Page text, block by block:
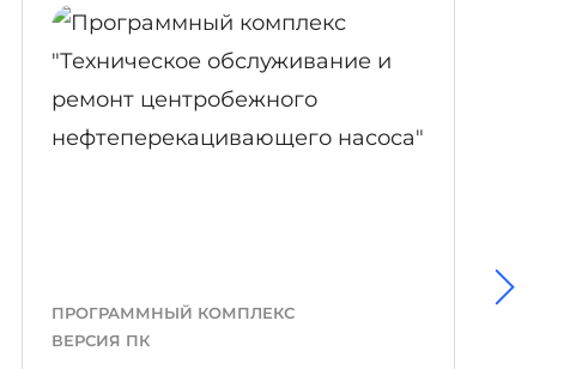
ПРОГРАММНЫЙ КОМПЛЕКС
ВЕРСИЯ ПК